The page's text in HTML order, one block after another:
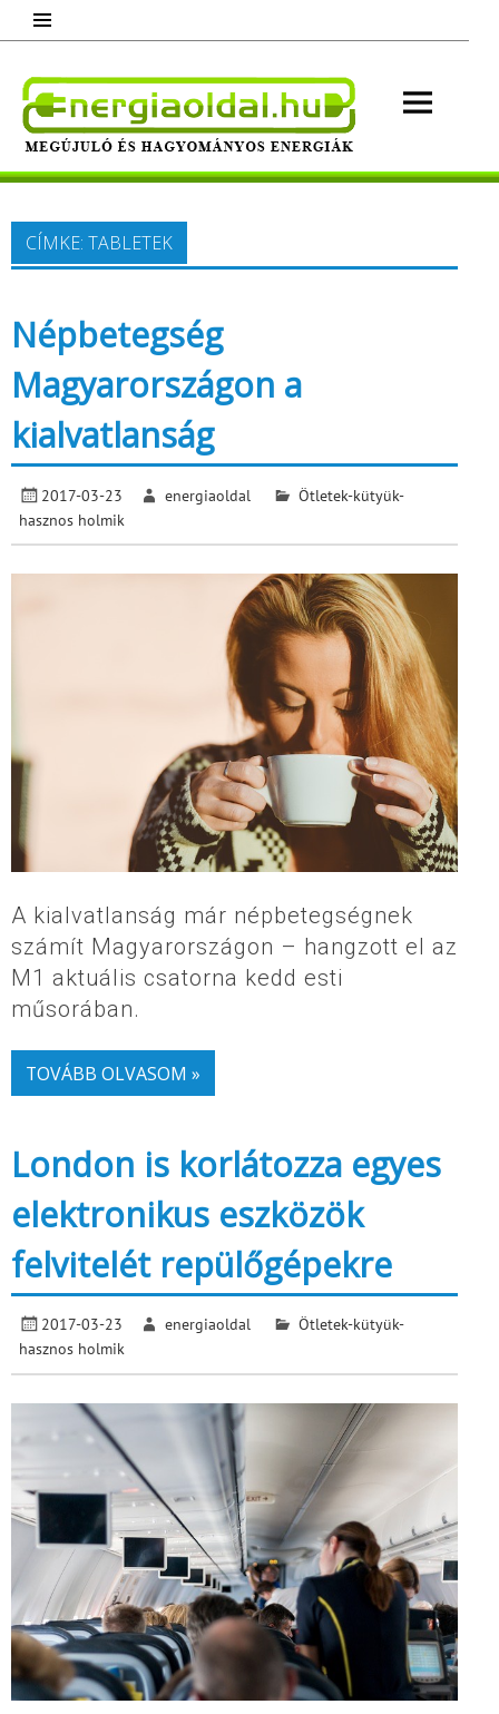
content
Megújuló és hagyományos energiák.
Minden, ami energia!
CÍMKE: TABLETEK
Népbetegség
Magyarországon a
kialvatlanság
2017-03-23 energiaoldal
Ötletek-kütyük-
hasznos holmik
A kialvatlanság már népbetegségnek
számít Magyarországon – hangzott el az
M1 aktuális csatorna kedd esti
műsorában.
TOVÁBB OLVASOM »
London is korlátozza egyes
elektronikus eszközök
felvitelét repülőgépekre
2017-03-23 energiaoldal
Ötletek-kütyük-
hasznos holmik